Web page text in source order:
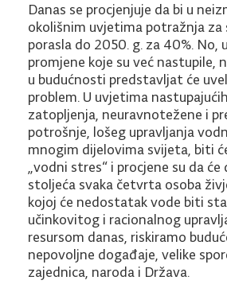
Danas se procjenjuje da bi u
okolišnim uvjetima potražnja
porasla do 2050. g. za 40%. No,
promjene koje su već nastupile,
u budućnosti predstavljat će
problem. U uvjetima
zatopljenja, neuravnotežene i
potrošnje, lošeg upravljanja
mnogim dijelovima svijeta, biti
„vodni stres“ i procjene su da
stoljeća svaka četvrta osoba
kojoj će nedostatak vode biti
učinkovitog i racionalnog
resursom danas, riskiramo
nepovoljne događaje, velike
zajednica, naroda i Država.